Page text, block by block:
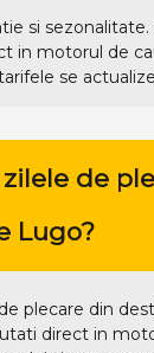
si
in motorul de
se
de
Lugo?
plecare din
direct in